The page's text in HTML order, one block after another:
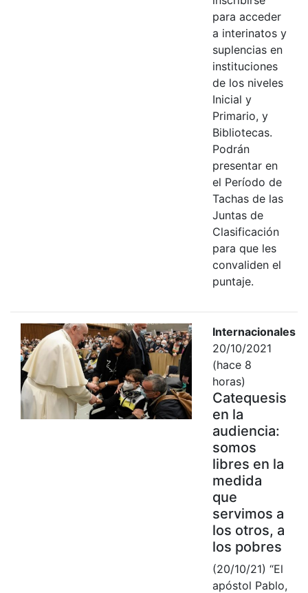
para acceder
a interinatos y
suplencias en
instituciones
de los niveles
Inicial y
Primario, y
Bibliotecas.
Podrán
presentar en
el Período de
Tachas de las
Juntas de
Clasificación
para que les
convaliden el
puntaje.
Internacionales
20/10/2021
(hace 8
horas)
Catequesis
en la
audiencia:
somos
libres en la
medida
que
servimos a
los otros, a
los pobres
(20/10/21) “El
apóstol Pablo,